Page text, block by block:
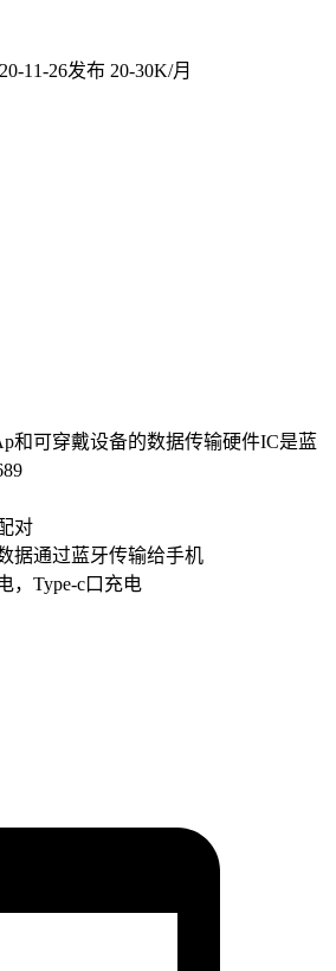
11-26发布 20-30K/月
和可穿戴设备的数据传输硬件IC是蓝
对
据通过蓝牙传输给手机
，Type-c口充电